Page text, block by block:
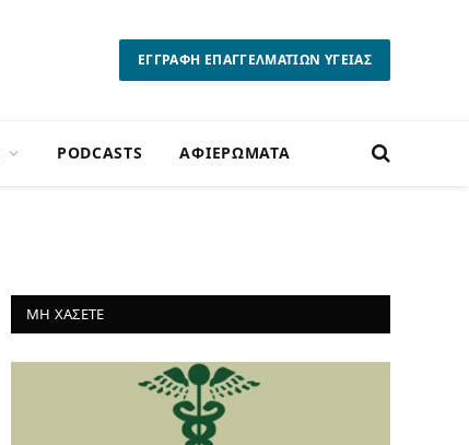
ΕΓΓΡΑΦΗ ΕΠΑΓΓΕΛΜΑΤΙΩΝ ΥΓΕΙΑΣ
PODCASTS ΑΦΙΕΡΩΜΑΤΑ
ΜΗ ΧΑΣΕΤΕ